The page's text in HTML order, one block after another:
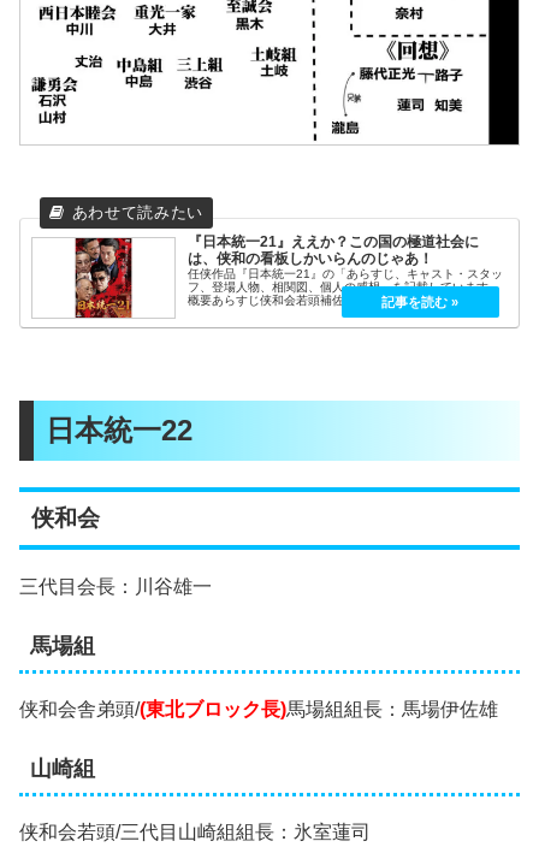
『日本統一21』ええか？この国の極道社会に
は、侠和の看板しかいらんのじゃあ！
任侠作品『日本統一21』の「あらすじ、キャスト・スタッ
フ、登場人物、相関図、個人の感想」を記載しています。
概要あらすじ侠和会若頭補佐・氷室（本宮泰風）と侠和会
幹部・田村（山口祥行）。西日本睦会々長・福本を乱戦に
より仕留めたが、氷室を庇った甥...
日本統一22
侠和会
三代目会長：川谷雄一
馬場組
侠和会舎弟頭/(東北ブロック長)馬場組組長：馬場伊佐雄
山崎組
侠和会若頭/三代目山崎組組長：氷室蓮司